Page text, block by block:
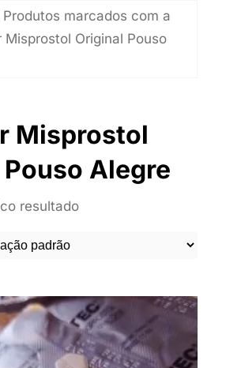
Produtos marcados com a
Misprostol Original Pouso
Misprostol
Alegre
resultado